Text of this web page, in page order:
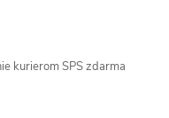
kurierom SPS zdarma